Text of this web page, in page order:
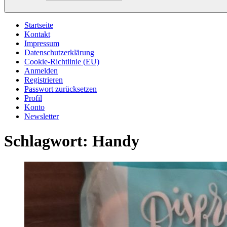
Startseite
Kontakt
Impressum
Datenschutzerklärung
Cookie-Richtlinie (EU)
Anmelden
Registrieren
Passwort zurücksetzen
Profil
Konto
Newsletter
Schlagwort: Handy